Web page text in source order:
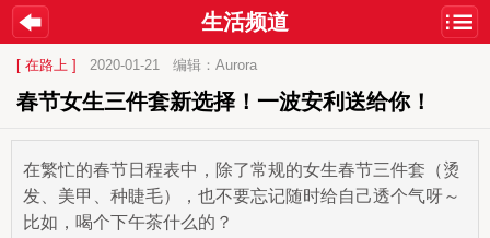
生活频道
[ 在路上 ] 2020-01-21 编辑：Aurora
春节女生三件套新选择！一波安利送给你！
在繁忙的春节日程表中，除了常规的女生春节三件套（烫
发、美甲、种睫毛），也不要忘记随时给自己透个气呀～
比如，喝个下午茶什么的？